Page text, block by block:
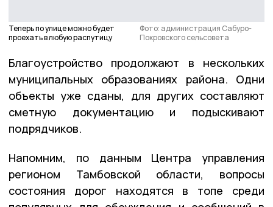
Теперь по улице можно будет
проехать в любую распутицу
Фото: администрация Сабуро-
Покровского сельсовета
Благоустройство продолжают в нескольких
муниципальных образованиях района. Одни
объекты уже сданы, для других составляют
сметную документацию и подыскивают
подрядчиков.
Напомним, по данным Центра управления
регионом Тамбовской области, вопросы
состояния дорог находятся в топе среди